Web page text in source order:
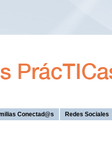
Conectad@s Redes Sociales